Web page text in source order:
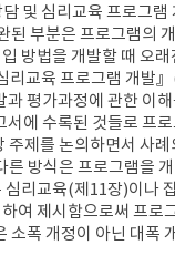
담 및 심리교육 프로그램
된 부분은 프로그램의
방법을 개발할 때 오
리교육 프로그램 개발』
과 평가과정에 관한 이
서에 수록된 것들로 프
주제를 논의하면서 사
른 방식은 프로그램을
심리교육(제11장)이나
여 제시함으로써 프로
소폭 개정이 아닌 대폭